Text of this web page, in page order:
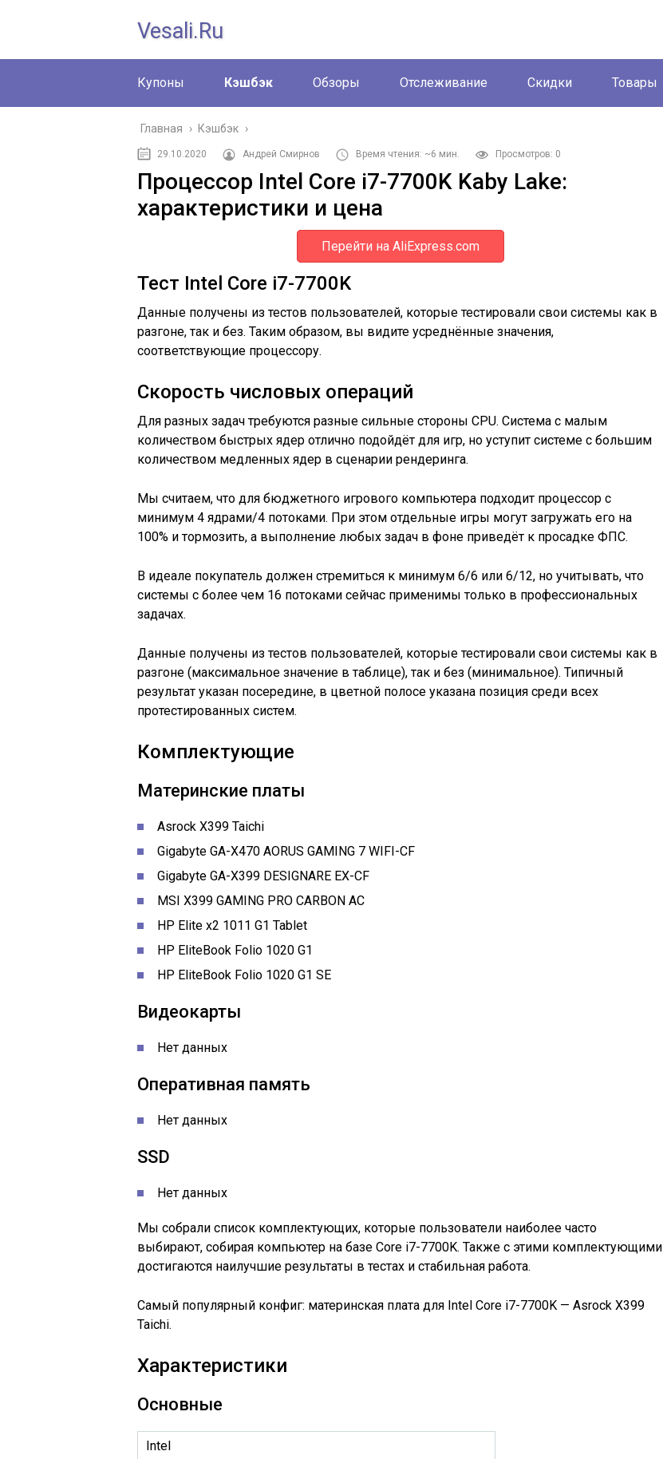
Vesali.ru
Купоны Кэшбэк Обзоры Отслеживание Скидки Товары
Главная › Кэшбэк ›
29.10.2020 Андрей Смирнов Время чтения: ~6 мин. Просмотров: 0
Процессор Intel Core i7-7700K Kaby Lake:
характеристики и цена
Перейти на AliExpress.com
Тест Intel Core i7-7700K
Данные получены из тестов пользователей, которые тестировали свои системы как в
разгоне, так и без. Таким образом, вы видите усреднённые значения,
соответствующие процессору.
Скорость числовых операций
Для разных задач требуются разные сильные стороны CPU. Система с малым
количеством быстрых ядер отлично подойдёт для игр, но уступит системе с большим
количеством медленных ядер в сценарии рендеринга.
Мы считаем, что для бюджетного игрового компьютера подходит процессор с
минимум 4 ядрами/4 потоками. При этом отдельные игры могут загружать его на
100% и тормозить, а выполнение любых задач в фоне приведёт к просадке ФПС.
В идеале покупатель должен стремиться к минимум 6/6 или 6/12, но учитывать, что
системы с более чем 16 потоками сейчас применимы только в профессиональных
задачах.
Данные получены из тестов пользователей, которые тестировали свои системы как в
разгоне (максимальное значение в таблице), так и без (минимальное). Типичный
результат указан посередине, в цветной полосе указана позиция среди всех
протестированных систем.
Комплектующие
Материнские платы
Asrock X399 Taichi
Gigabyte GA-X470 AORUS GAMING 7 WIFI-CF
Gigabyte GA-X399 DESIGNARE EX-CF
MSI X399 GAMING PRO CARBON AC
HP Elite x2 1011 G1 Tablet
HP EliteBook Folio 1020 G1
HP EliteBook Folio 1020 G1 SE
Видеокарты
Нет данных
Оперативная память
Нет данных
SSD
Нет данных
Мы собрали список комплектующих, которые пользователи наиболее часто
выбирают, собирая компьютер на базе Core i7-7700K. Также с этими комплектующими
достигаются наилучшие результаты в тестах и стабильная работа.
Самый популярный конфиг: материнская плата для Intel Core i7-7700K — Asrock X399
Taichi.
Характеристики
Основные
Intel